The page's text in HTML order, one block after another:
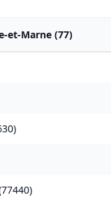
et-Marne (77)
)
77440)